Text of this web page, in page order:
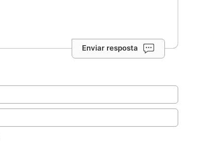
Enviar resposta